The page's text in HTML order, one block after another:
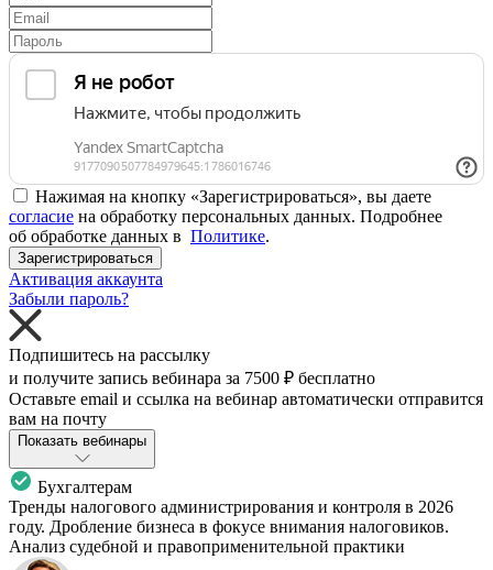
Нажимая на кнопку «Зарегистрироваться», вы даете
согласие на обработку персональных данных. Подробнее
об обработке данных в Политике.
Зарегистрироваться
Активация аккаунта
Забыли пароль?
Подпишитесь на рассылку
и получите запись вебинара за 7500 ₽ бесплатно
Оставьте email и ссылка на вебинар автоматически отправится
вам на почту
Показать вебинары
Бухгалтерам
Тренды налогового администрирования и контроля в 2026
году. Дробление бизнеса в фокусе внимания налоговиков.
Анализ судебной и правоприменительной практики